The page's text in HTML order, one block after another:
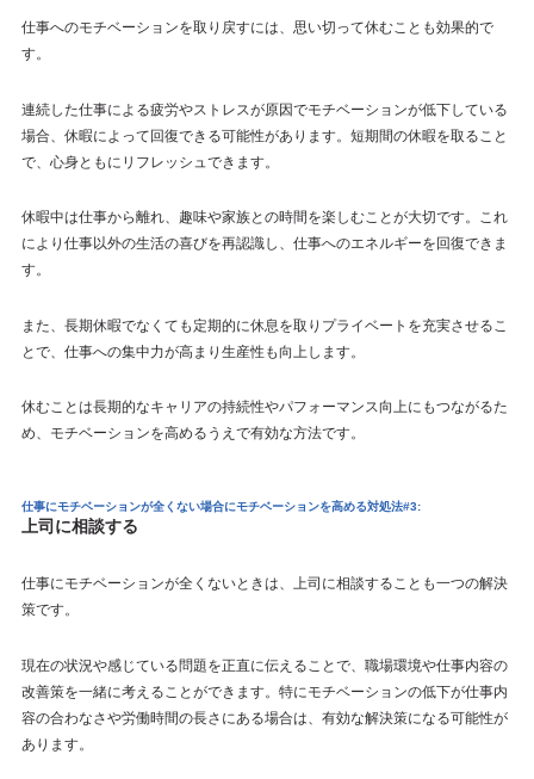
仕事へのモチベーションを取り戻すには、思い切って休むことも効果的で
す。
連続した仕事による疲労やストレスが原因でモチベーションが低下している
場合、休暇によって回復できる可能性があります。短期間の休暇を取ること
で、心身ともにリフレッシュできます。
休暇中は仕事から離れ、趣味や家族との時間を楽しむことが大切です。これ
により仕事以外の生活の喜びを再認識し、仕事へのエネルギーを回復できま
す。
また、長期休暇でなくても定期的に休息を取りプライベートを充実させるこ
とで、仕事への集中力が高まり生産性も向上します。
休むことは長期的なキャリアの持続性やパフォーマンス向上にもつながるた
め、モチベーションを高めるうえで有効な方法です。
仕事にモチベーションが全くない場合にモチベーションを高める対処法#3:
上司に相談する
仕事にモチベーションが全くないときは、上司に相談することも一つの解決
策です。
現在の状況や感じている問題を正直に伝えることで、職場環境や仕事内容の
改善策を一緒に考えることができます。特にモチベーションの低下が仕事内
容の合わなさや労働時間の長さにある場合は、有効な解決策になる可能性が
あります。